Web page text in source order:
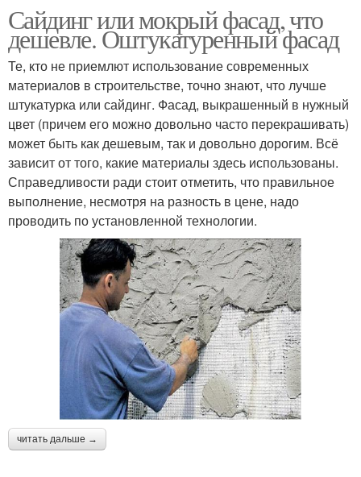
Сайдинг или мокрый фасад, что
дешевле. Оштукатуренный фасад
Те, кто не приемлют использование современных
материалов в строительстве, точно знают, что лучше
штукатурка или сайдинг. Фасад, выкрашенный в нужный
цвет (причем его можно довольно часто перекрашивать)
может быть как дешевым, так и довольно дорогим. Всё
зависит от того, какие материалы здесь использованы.
Справедливости ради стоит отметить, что правильное
выполнение, несмотря на разность в цене, надо
проводить по установленной технологии.
читать дальше →